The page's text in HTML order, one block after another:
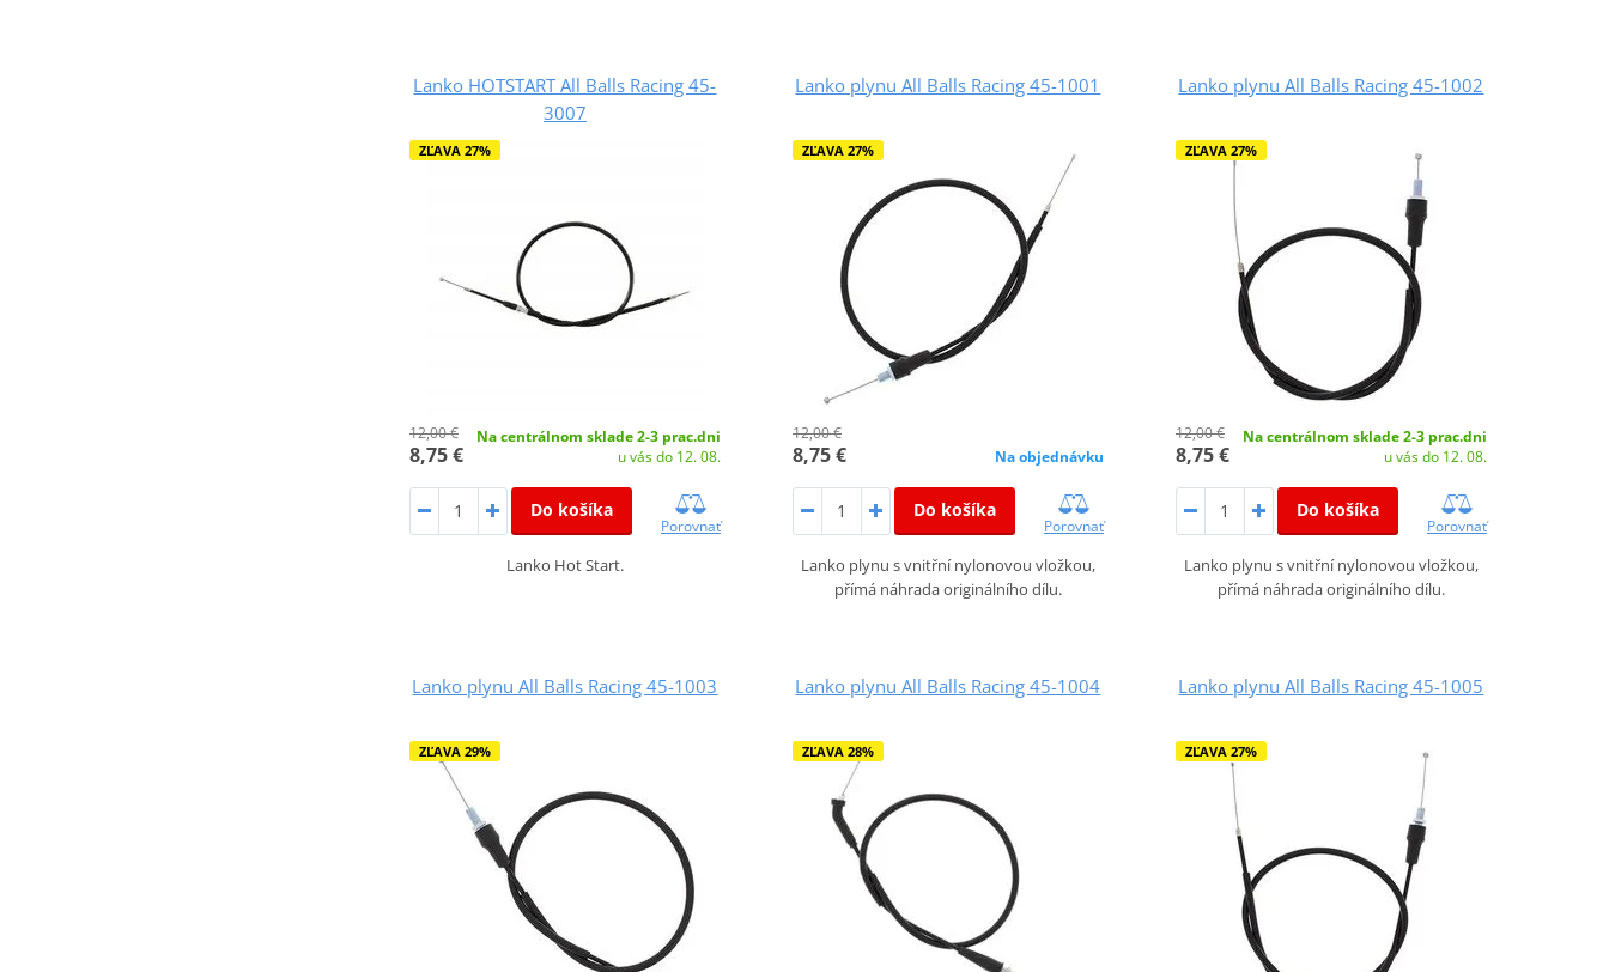
Lanko HOTSTART All Balls Racing 45-
3007
ZĽAVA 27%
12,00 €
8,75 €
Na centrálnom sklade 2-3 prac.dni
u vás do 12. 08.
Do košíka
Porovnať
Lanko Hot Start.
Lanko plynu All Balls Racing 45-1001
ZĽAVA 27%
12,00 €
8,75 € Na objednávku
Do košíka
Porovnať
Lanko plynu s vnitřní nylonovou vložkou,
přímá náhrada originálního dílu.
Lanko plynu All Balls Racing 45-1002
ZĽAVA 27%
12,00 €
8,75 €
Na centrálnom sklade 2-3 prac.dni
u vás do 12. 08.
Do košíka
Porovnať
Lanko plynu s vnitřní nylonovou vložkou,
přímá náhrada originálního dílu.
Lanko plynu All Balls Racing 45-1003
ZĽAVA 29%
Lanko plynu All Balls Racing 45-1004
ZĽAVA 28%
Lanko plynu All Balls Racing 45-1005
ZĽAVA 27%